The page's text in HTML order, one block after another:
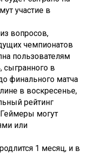
участие в
вопросов,
чемпионатов
пользователям
сыгранного в
финального матча
в воскресенье,
рейтинг
могут
или
1 месяц, и в